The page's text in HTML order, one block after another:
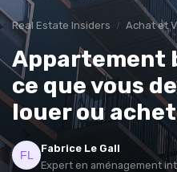
Real Estate Insiders Achat et
Appartement
ce que vous
louer ou
Fabrice Le Gall
Expert en aménagement